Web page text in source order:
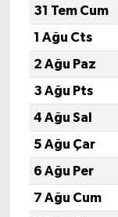
31 Tem Cum
1 Ağu Cts
2 Ağu Paz
3 Ağu Pts
4 Ağu Sal
5 Ağu Çar
6 Ağu Per
7 Ağu Cum